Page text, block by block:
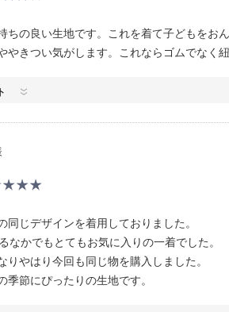
ちの良い生地です。これを着て子どもをお
やきつい気がします。これならゴムでなく
同じデザインを着用しておりました。
なかでもとてもお気に入りの一着でした。
りやはり今回も同じ物を購入しました。
季節にぴったりの生地です。